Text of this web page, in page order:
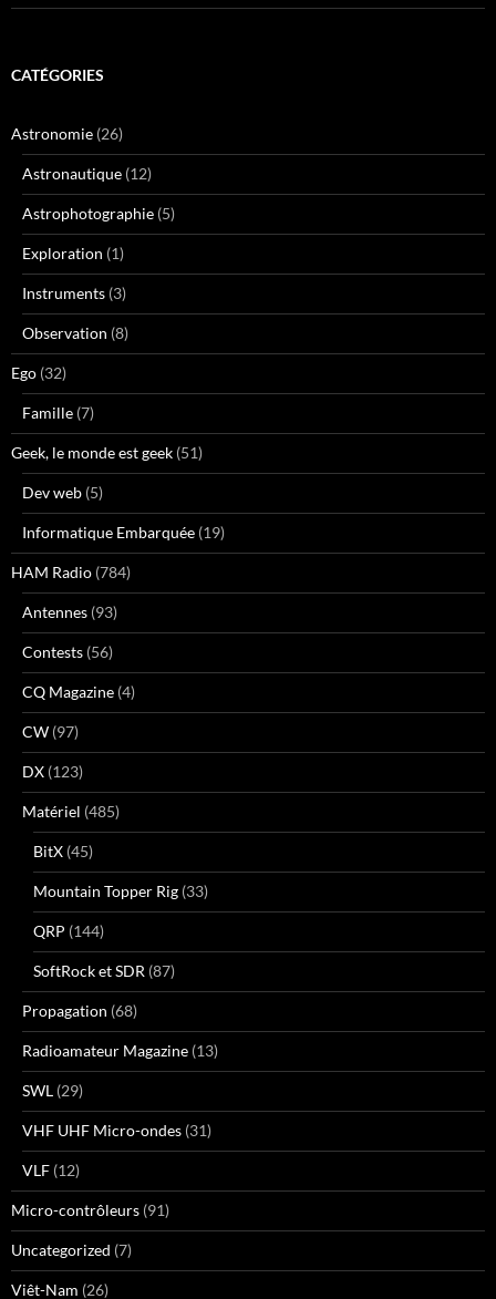
CATÉGORIES
Astronomie (26)
Astronautique (12)
Astrophotographie (5)
Exploration (1)
Instruments (3)
Observation (8)
Ego (32)
Famille (7)
Geek, le monde est geek (51)
Dev web (5)
Informatique Embarquée (19)
HAM Radio (784)
Antennes (93)
Contests (56)
CQ Magazine (4)
CW (97)
DX (123)
Matériel (485)
BitX (45)
Mountain Topper Rig (33)
QRP (144)
SoftRock et SDR (87)
Propagation (68)
Radioamateur Magazine (13)
SWL (29)
VHF UHF Micro-ondes (31)
VLF (12)
Micro-contrôleurs (91)
Uncategorized (7)
Viêt-Nam (26)